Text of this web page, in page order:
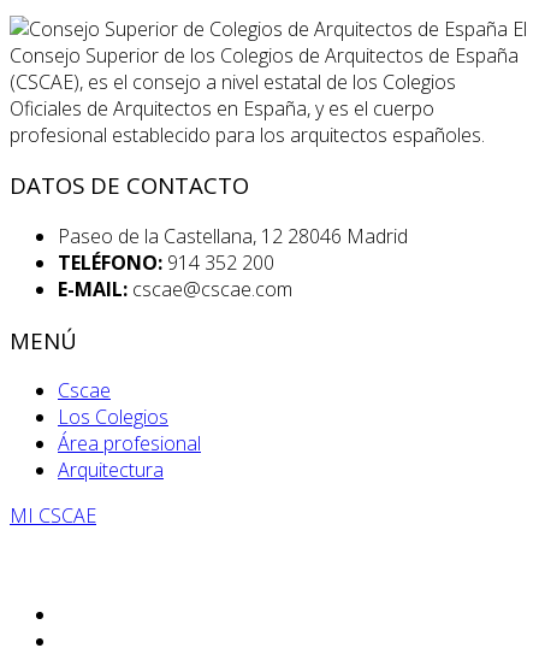
El
Consejo Superior de los Colegios de Arquitectos de España
(CSCAE), es el consejo a nivel estatal de los Colegios
Oficiales de Arquitectos en España, y es el cuerpo
profesional establecido para los arquitectos españoles.
DATOS DE CONTACTO
Paseo de la Castellana, 12 28046 Madrid
TELÉFONO: 914 352 200
E-MAIL: cscae@cscae.com
MENÚ
Cscae
Los Colegios
Área profesional
Arquitectura
MI CSCAE